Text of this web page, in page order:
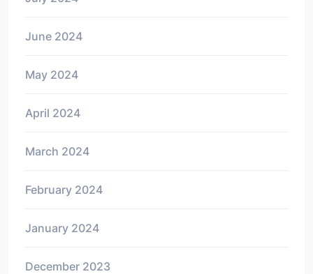
June 2024
May 2024
April 2024
March 2024
February 2024
January 2024
December 2023